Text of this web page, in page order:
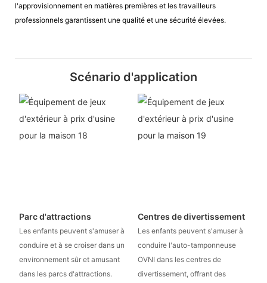
l'approvisionnement en matières premières et les travailleurs
professionnels garantissent une qualité et une sécurité élevées.
Scénario d'application
Parc d'attractions
Les enfants peuvent s'amuser à
conduire et à se croiser dans un
environnement sûr et amusant
dans les parcs d'attractions.
Centres de divertissement
Les enfants peuvent s'amuser à
conduire l'auto-tamponneuse
OVNI dans les centres de
divertissement, offrant des